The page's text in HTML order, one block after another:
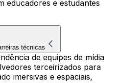
educadores e estudantes
técnicas
de equipes de mídia
terceirizados para
imersivas e espaciais,